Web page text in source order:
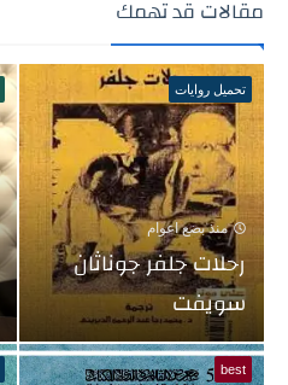
مقالات قد تهمك
تحميل روايات
منذ بضع اعوام
رحلات جلفر جوناثان
سويفت
best